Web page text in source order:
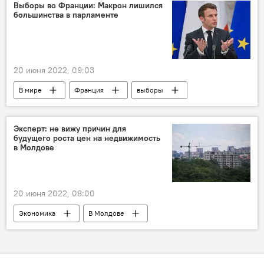
Выборы во Франции: Макрон лишился
большинства в парламенте
20 июня 2022, 09:03
В мире Франция
выборы
Эммануэль Макрон
Эксперт: не вижу причин для
будущего роста цен на недвижимость
в Молдове
20 июня 2022, 08:00
Экономика В Молдове